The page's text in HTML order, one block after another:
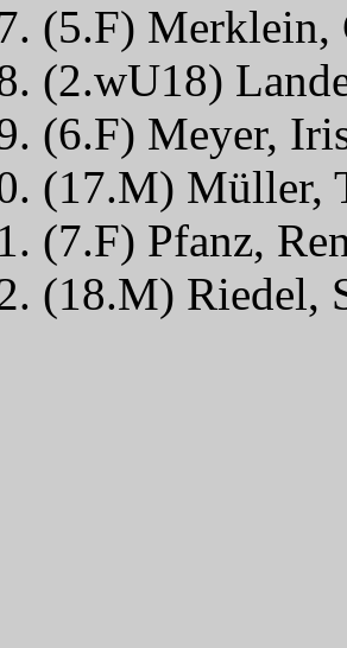
(5.F)
(2.wU18)
(6.F) Meyer,
(17.M) Müller,
(7.F) Pfanz,
(18.M) Riedel,